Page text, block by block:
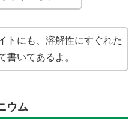
トにも、溶解性にすぐれた
書いてあるよ。
ウム